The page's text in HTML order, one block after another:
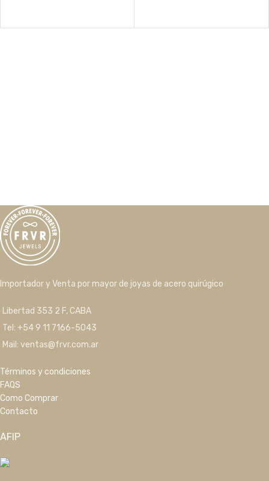
Importador y Venta por mayor de joyas de acero quirúgico
Libertad 353 2 F, CABA
Tel: +54 9 11 7166-5043
Mail: ventas@frvr.com.ar
Términos y condiciones
FAQS
Como Comprar
Contacto
AFIP